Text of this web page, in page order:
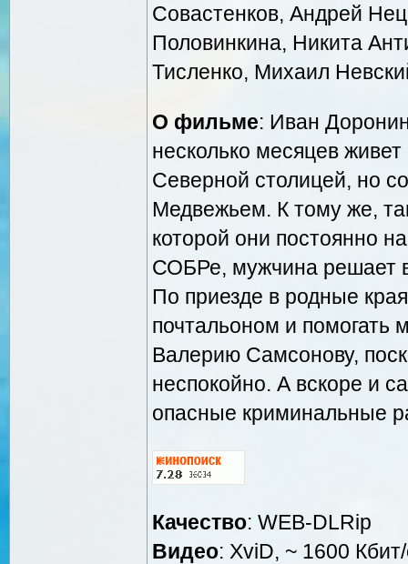
Совастенков, Андрей
Половинкина, Никита
Тисленко, Михаил
О фильме: Иван
несколько месяцев
Северной столицей, но
Медвежьем. К тому же,
которой они постоянно
СОБРе, мужчина решает
По приезде в родные
почтальоном и помогать
Валерию Самсонову,
неспокойно. А вскоре и
опасные криминальные
Качество: WEB-DLRip
Видео: XviD, ~ 1600